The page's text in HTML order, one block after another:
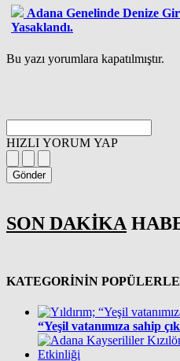
Adana Genelinde Denize Girişlerin 1
Yasaklandı.
Bu yazı yorumlara kapatılmıştır.
HIZLI YORUM YAP
Gönder
SON DAKİKA
KATEGORİNİN
“Yeşil vatanımıza sahip